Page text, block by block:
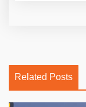
Related Posts